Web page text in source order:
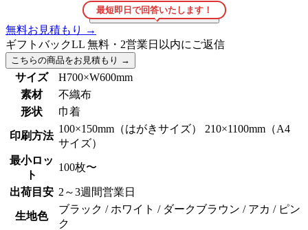
最短即日で回答いたします！
こちらの商品をお見積もり →
無料お見積もり
→
ギフトバックLL 無料・2営業日以内にご返信
こちらの商品をお見積もり →
サイズ
H700×W600mm
素材
不織布
形状
巾着
印刷方法
100×150mm（はがきサイズ） 210×1100mm（A4
サイズ）
最小ロッ
ト
100枚〜
出荷目安 2～3週間営業日
生地色
ブラック / ホワイト / ダークブラウン / アカ / ピン
ク